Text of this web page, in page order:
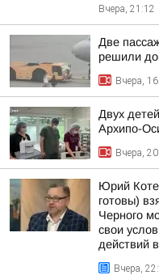
Вчера, 21:12
Две
решили
Вчера,
Двух
Архипо-
Вчера,
Юрий
готовы)
Черного
свои
действий
Вчера,